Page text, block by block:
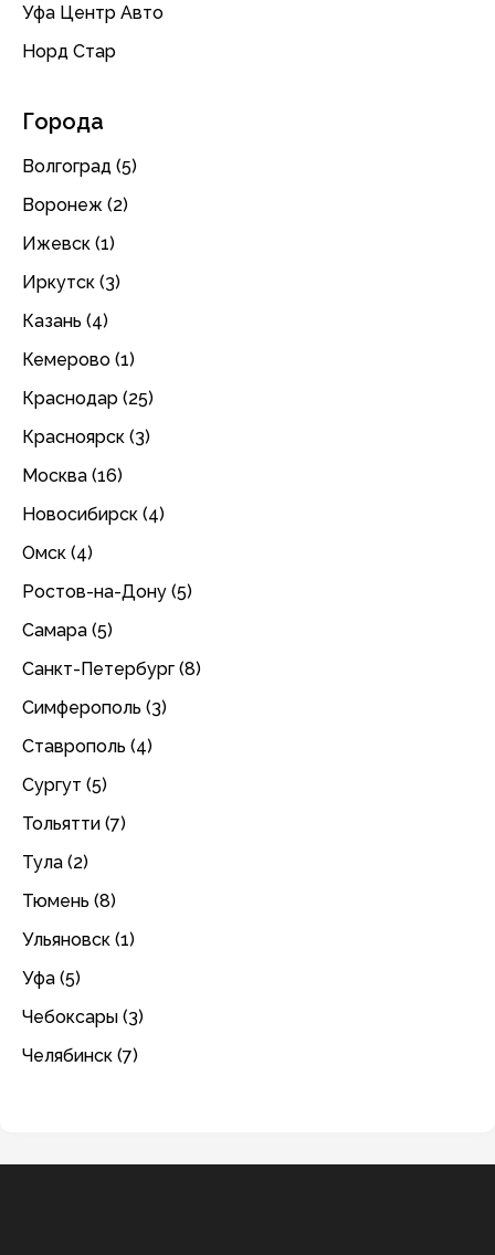
Уфа Центр Авто
Норд Стар
Города
Волгоград (5)
Воронеж (2)
Ижевск (1)
Иркутск (3)
Казань (4)
Кемерово (1)
Краснодар (25)
Красноярск (3)
Москва (16)
Новосибирск (4)
Омск (4)
Ростов-на-Дону (5)
Самара (5)
Санкт-Петербург (8)
Симферополь (3)
Ставрополь (4)
Сургут (5)
Тольятти (7)
Тула (2)
Тюмень (8)
Ульяновск (1)
Уфа (5)
Чебоксары (3)
Челябинск (7)